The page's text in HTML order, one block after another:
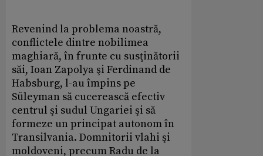
Revenind la problema noastră,
conflictele dintre nobilimea
maghiară, în frunte cu susţinătorii
săi, Ioan Zapolya şi Ferdinand de
Habsburg, l-au împins pe
Süleyman să cucerească efectiv
centrul şi sudul Ungariei şi să
formeze un principat autonom în
Transilvania. Domnitorii vlahi şi
moldoveni, precum Radu de la